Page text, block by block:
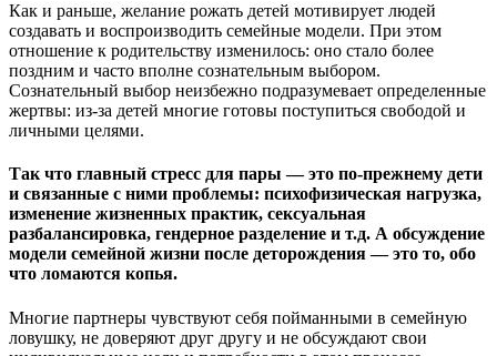
Как и раньше, желание рожать детей мотивирует людей
создавать и воспроизводить семейные модели. При этом
отношение к родительству изменилось: оно стало более
поздним и часто вполне сознательным выбором.
Сознательный выбор неизбежно подразумевает определенные
жертвы: из-за детей многие готовы поступиться свободой и
личными целями.
Так что главный стресс для пары — это по-прежнему дети
и связанные с ними проблемы: психофизическая нагрузка,
изменение жизненных практик, сексуальная
разбалансировка, гендерное разделение и т.д. А обсуждение
модели семейной жизни после деторождения — это то, обо
что ломаются копья.
Многие партнеры чувствуют себя пойманными в семейную
ловушку, не доверяют друг другу и не обсуждают свои